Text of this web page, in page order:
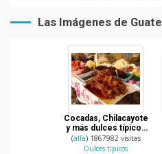
Las Imágenes de
Cocadas, Chilacayote
y más dulces típicos
de Guatemala
(alfa) 1867982 visitas
Dulces típicos